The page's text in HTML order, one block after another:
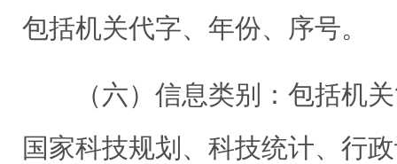
包括机关代字、年份、序号。
（六）信息类别：包括机关
国家科技规划、科技统计、行